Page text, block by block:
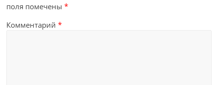
поля помечены*
Комментарий*